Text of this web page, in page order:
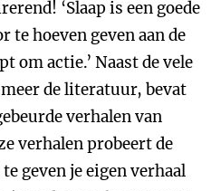
‘Slaap is een goede
te hoeven geven aan de
om actie.’ Naast de vele
de literatuur, bevat
verhalen van
verhalen probeert de
geven je eigen verhaal